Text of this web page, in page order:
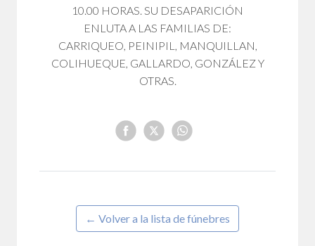
10.00 HORAS. SU DESAPARICIÓN
ENLUTA A LAS FAMILIAS DE:
CARRIQUEO, PEINIPIL, MANQUILLAN,
COLIHUEQUE, GALLARDO, GONZÁLEZ Y
OTRAS.
← Volver a la lista de fúnebres